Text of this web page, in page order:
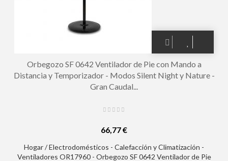
Orbegozo SF 0642 Ventilador de Pie con Mando a
Distancia y Temporizador - Modos Silent Night y Nature -
Gran Caudal...
66,77 €
Hogar / Electrodomésticos - Calefacción y Climatización -
Ventiladores OR17960 - Orbegozo SF 0642 Ventilador de Pie